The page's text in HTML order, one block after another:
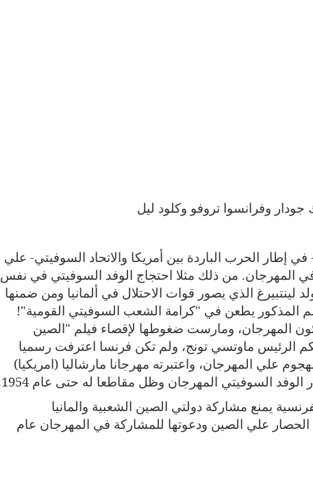
وفرانسوا تروفو وكلود ليل
في إطار الحرب الباردة بين أمريكا والاتحاد السوفيتي- علي
المهرجان. من ذلك مثلا احتجاج الوفد السوفيتي في نفس
لينتبيرغ الذي يصور قوات الاحتلال في ألمانيا ومن ضمنها
المذكور يطعن في "كرامة الشعب السوفيتي القومية"!
المهرجان، ومارست ضغوطها لإقصاء فيلم "الصين
الرئيس ماوتسي تونج، ولم تكن فرنسا اعترفت رسميا
علي المهرجان، واعتبرته مهرجانا مارشاليا (امريكيا)
الوفد السوفيتي المهرجان وظل مقاطعا له حتى عام 1954.
يمنع مشاركة دولتي الصين الشعبية والمانيا
علي الصين ودعوتها للمشاركة في المهرجان عام